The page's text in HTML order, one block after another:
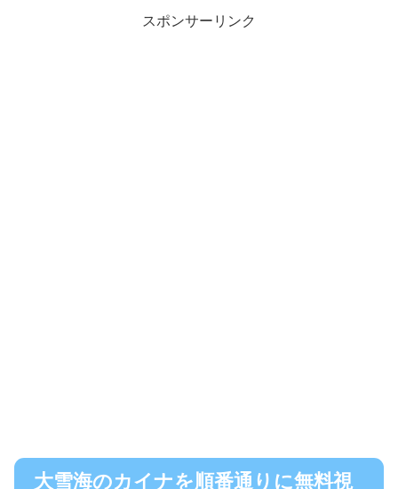
スポンサーリンク
大雪海のカイナを順番通りに無料視